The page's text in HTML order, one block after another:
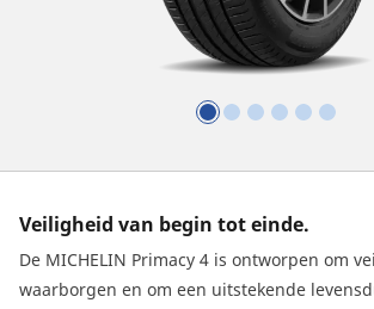
Veiligheid van begin tot einde.
De MICHELIN Primacy 4 is ontworpen om
waarborgen en om een uitstekende